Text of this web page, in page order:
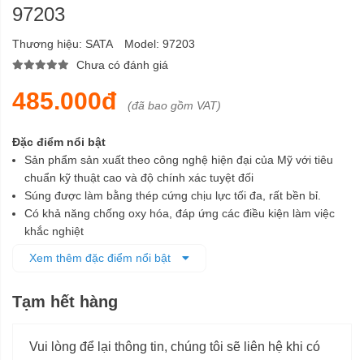
97203
Thương hiệu: SATA Model: 97203
Chưa có đánh giá
485.000đ (đã bao gồm VAT)
Đặc điểm nổi bật
Sản phẩm sản xuất theo công nghệ hiện đại của Mỹ với tiêu
chuẩn kỹ thuật cao và độ chính xác tuyệt đối
Súng được làm bằng thép cứng chịu lực tối đa, rất bền bỉ.
Có khả năng chống oxy hóa, đáp ứng các điều kiện làm việc
khắc nghiệt
bơm hoặc loại mỡ dạng ống
Xem thêm đặc điểm nổi bật
Tạm hết hàng
Vui lòng để lại thông tin, chúng tôi sẽ liên hệ khi có